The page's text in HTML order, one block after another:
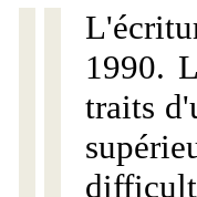
1990.
traits